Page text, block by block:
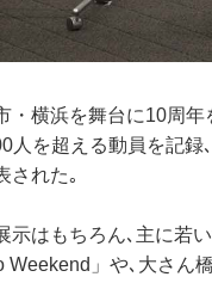
・横浜を舞台に10周
人を超える動員を記
された｡
示はもちろん､主に若
Weekend」や､大さ